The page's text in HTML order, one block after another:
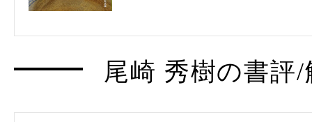
尾崎 秀樹の書評